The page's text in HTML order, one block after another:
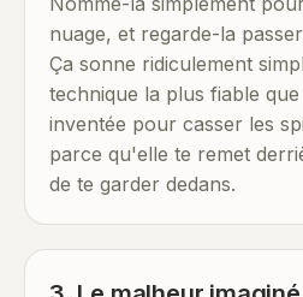
nuage, et regarde-la
Ça sonne ridiculement
technique la plus fiable
inventée pour casser les
parce qu'elle te remet
de te garder dedans.